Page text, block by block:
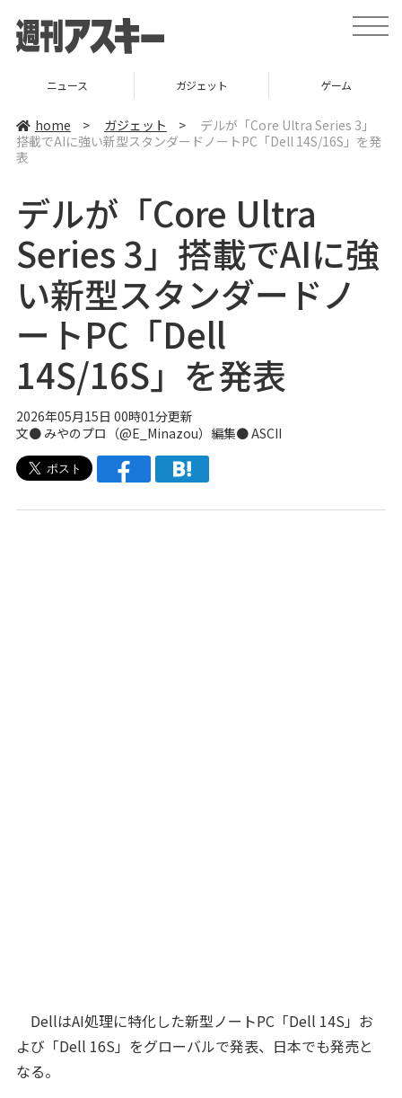
t
o
i
ニュース ガジェット ゲーム
home > ガジェット >
デルが「Core Ultra Series 3」
搭載でAIに強い新型スタンダードノートPC「Dell 14S/16S」を発
表
デルが「Core Ultra
Series 3」搭載でAIに強
い新型スタンダードノ
ートPC「Dell
14S/16S」を発表
2026年05月15日 00時01分更新
文● みやのプロ（@E_Minazou）編集● ASCII
DellはAI処理に特化した新型ノートPC「Dell 14S」お
よび「Dell 16S」をグローバルで発表、日本でも発売と
なる。